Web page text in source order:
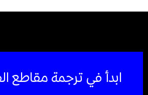
ابدأ في ترجمة مقاطع